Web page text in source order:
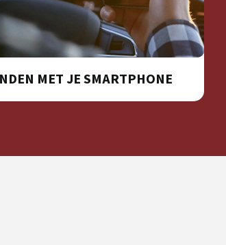
MET JE SMARTPHONE